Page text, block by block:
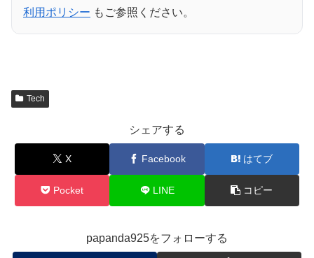
利用ポリシー もご参照ください。
Tech
シェアする
X Facebook はてブ
Pocket LINE コピー
papanda925をフォローする